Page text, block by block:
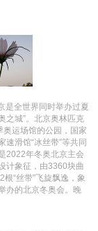
是全世界同时举办过夏
之城”。北京奥林匹克
运场馆的公园，国家
速滑馆“冰丝带”等共同
2022年冬奥北京主会
计象征，由3360块曲
“丝带”飞旋飘逸，象
办的北京冬奥会。晚